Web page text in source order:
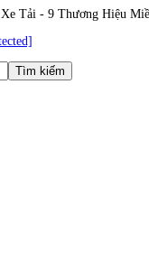
Tải - 9 Thương Hiệu
Tìm kiếm